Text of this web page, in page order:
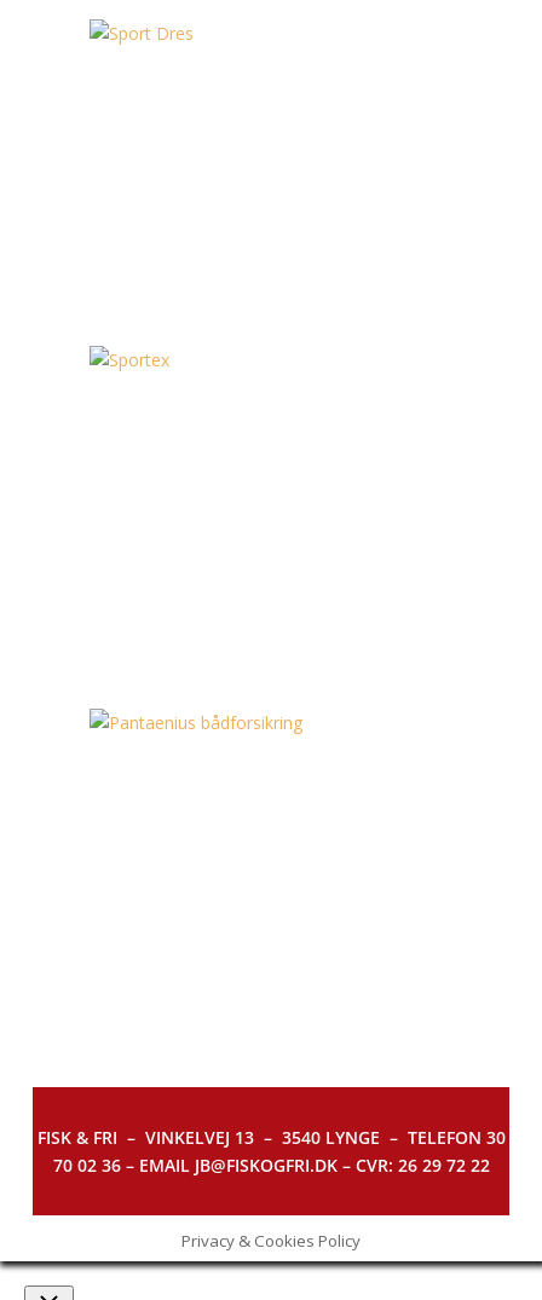
FISK & FRI – VINKELVEJ 13 – 3540 LYNGE – TELEFON 30
70 02 36 – EMAIL JB@FISKOGFRI.DK – CVR: 26 29 72 22
Privacy & Cookies Policy